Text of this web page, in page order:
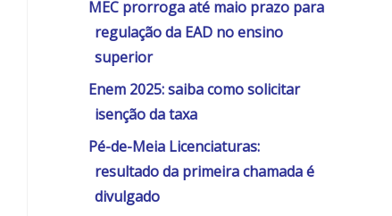
MEC prorroga até maio prazo para
regulação da EAD no ensino
superior
Enem 2025: saiba como solicitar
isenção da taxa
Pé-de-Meia Licenciaturas:
resultado da primeira chamada é
divulgado